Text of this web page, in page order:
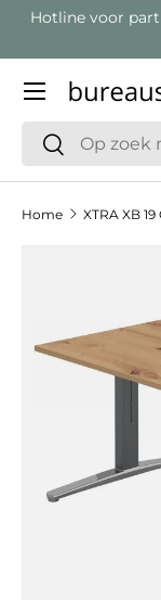
Hotline voor
Zoeken
Zoeken
Menu
Home XTRA XB